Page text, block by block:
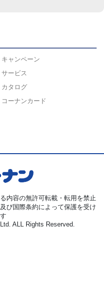
キャンペーン
サービス
カタログ
コーナンカード
内容の無許可転載・転用を禁止
び国際条約によって保護を受け
ALL Rights Reserved.